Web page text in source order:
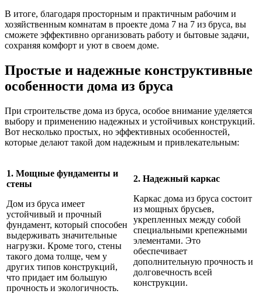
В итоге, благодаря просторным и практичным рабочим и
хозяйственным комнатам в проекте дома 7 на 7 из бруса, вы
сможете эффективно организовать работу и бытовые задачи,
сохраняя комфорт и уют в своем доме.
Простые и надежные конструктивные
особенности дома из бруса
При строительстве дома из бруса, особое внимание уделяется
выбору и применению надежных и устойчивых конструкций.
Вот несколько простых, но эффективных особенностей,
которые делают такой дом надежным и привлекательным:
1. Мощные фундаменты и
стены
Дом из бруса имеет
устойчивый и прочный
фундамент, который способен
выдерживать значительные
нагрузки. Кроме того, стены
такого дома толще, чем у
других типов конструкций,
что придает им большую
прочность и экологичность.
2. Надежный каркас
Каркас дома из бруса состоит
из мощных брусьев,
укрепленных между собой
специальными крепежными
элементами. Это
обеспечивает
дополнительную прочность и
долговечность всей
конструкции.